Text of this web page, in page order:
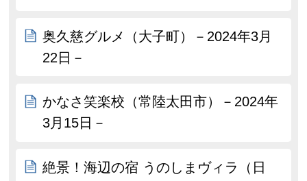
奥久慈グルメ（大子町）－2024年3月
22日－
かなさ笑楽校（常陸太田市）－2024年
3月15日－
絶景！海辺の宿 うのしまヴィラ（日